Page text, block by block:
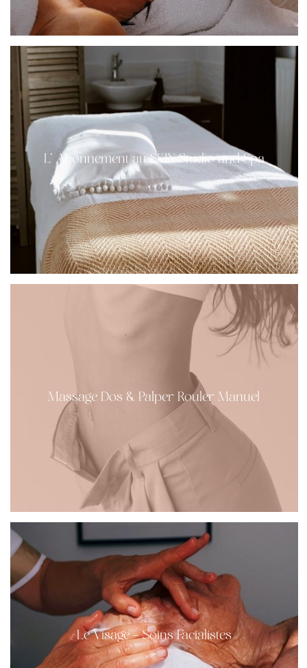
L’ Abonnement au SKIN Studio and Spa
Massage Dos & Palper Rouler Manuel
Le Visage – Soins Facialistes